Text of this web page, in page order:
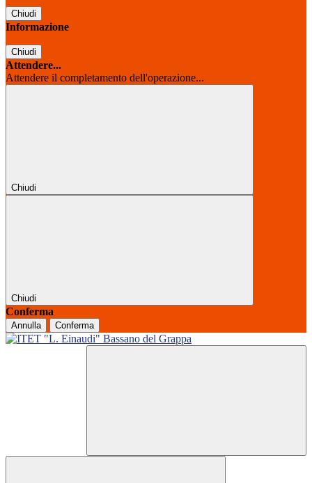
Chiudi
Informazione
Chiudi
Attendere...
Attendere il completamento dell'operazione...
Chiudi
Chiudi
Conferma
Annulla Conferma